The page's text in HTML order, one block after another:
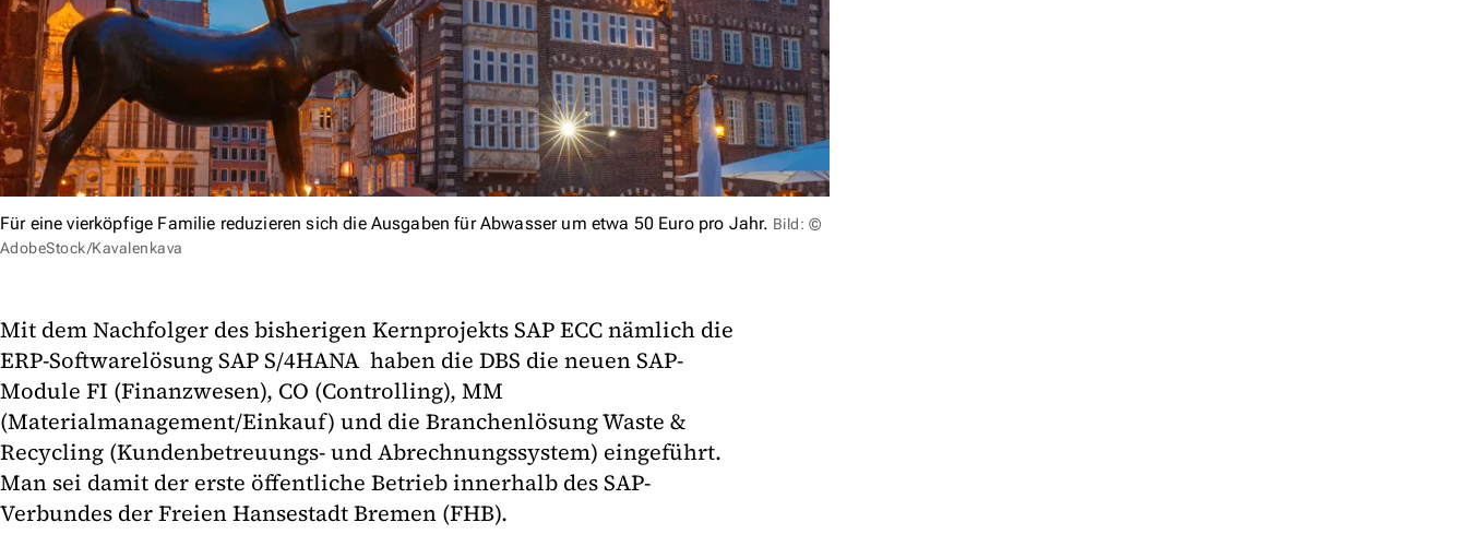
Für eine vierköpfige Familie reduzieren sich die Ausgaben für Abwasser um etwa 50 Euro pro Jahr. Bild: ©
AdobeStock/Kavalenkava
Mit dem Nachfolger des bisherigen Kernprojekts SAP ECC nämlich die
ERP-Softwarelösung SAP S/4HANA haben die DBS die neuen SAP-
Module FI (Finanzwesen), CO (Controlling), MM
(Materialmanagement/Einkauf) und die Branchenlösung Waste &
Recycling (Kundenbetreuungs- und Abrechnungssystem) eingeführt.
Man sei damit der erste öffentliche Betrieb innerhalb des SAP-
Verbundes der Freien Hansestadt Bremen (FHB).